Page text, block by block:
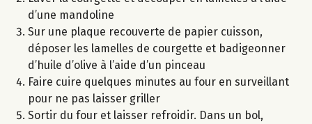
d’une mandoline
Sur une plaque recouverte de papier cuisson,
déposer les lamelles de courgette et badigeonner
d’huile d’olive à l’aide d’un pinceau
Faire cuire quelques minutes au four en surveillant
pour ne pas laisser griller
Sortir du four et laisser refroidir. Dans un bol,